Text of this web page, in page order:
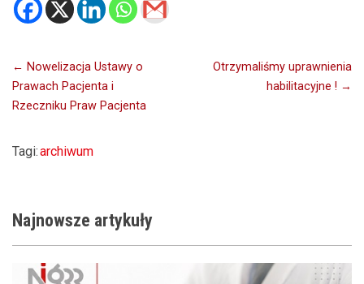
Nawigacja
wpisu
← Nowelizacja Ustawy o
Prawach Pacjenta i
Rzeczniku Praw Pacjenta
Otrzymaliśmy uprawnienia
habilitacyjne ! →
Tagi:archiwum
Najnowsze artykuły